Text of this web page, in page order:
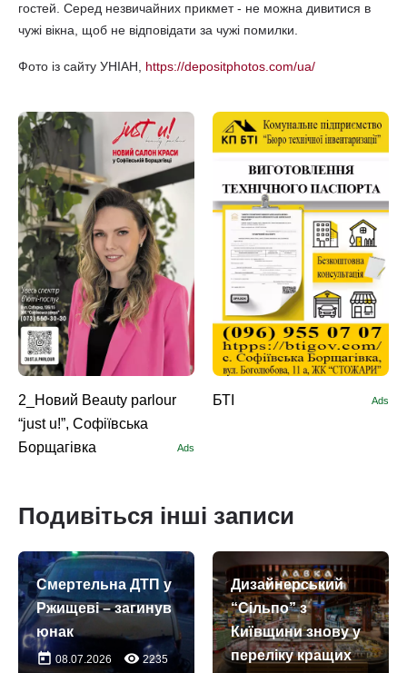
гостей. Серед незвичайних прикмет - не можна дивитися в
чужі вікна, щоб не відповідати за чужі помилки.
Фото із сайту УНІАН, https://depositphotos.com/ua/
2_Новий Beauty parlour
“just u!”, Софіївська
Борщагівка
Ads
БТІ Ads
Подивіться інші записи
Смертельна ДТП у
Ржищеві – загинув
юнак
today 08.07.2026 remove_red_eye 2235
Дизайнерський
“Сільпо” з
Київщини знову у
переліку кращих